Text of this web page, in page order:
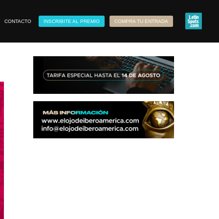
CONTACTO INSCRIBITE AL PREMIO COMPRA TU ENTRADA